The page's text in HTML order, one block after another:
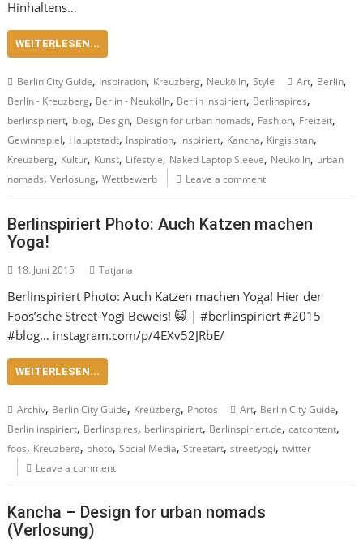
Hinhaltens…
WEITERLESEN...
Berlin City Guide, Inspiration, Kreuzberg, Neukölln,Style Art, Berlin,
Berlin - Kreuzberg, Berlin - Neukölln, Berlin inspiriert, Berlinspires,
berlinspiriert, blog, Design, Design for urban nomads, Fashion, Freizeit,
Gewinnspiel, Hauptstadt, Inspiration, inspiriert, Kancha, Kirgisistan,
Kreuzberg, Kultur, Kunst, Lifestyle, Naked Laptop Sleeve, Neukölln, urban
nomads,Verlosung,Wettbewerb Leave a comment
Berlinspiriert Photo: Auch Katzen machen
Yoga!
18. Juni 2015 Tatjana
Berlinspiriert Photo: Auch Katzen machen Yoga! Hier der
Foos’sche Street-Yogi Beweis! 😺 | #berlinspiriert #2015
#blog… instagram.com/p/4EXv52JRbE/
WEITERLESEN...
Archiv, Berlin City Guide, Kreuzberg, Photos Art, Berlin City Guide,
Berlin inspiriert, Berlinspires, berlinspiriert, Berlinspiriert.de,catcontent,
foos, Kreuzberg, photo,Social Media,Streetart,streetyogi,twitter
Leave a comment
Kancha – Design for urban nomads
(Verlosung)